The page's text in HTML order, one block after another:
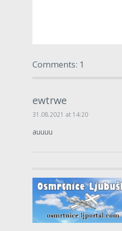
Comments: 1
ewtrwe
31.08.2021 at 14:20
auuuu